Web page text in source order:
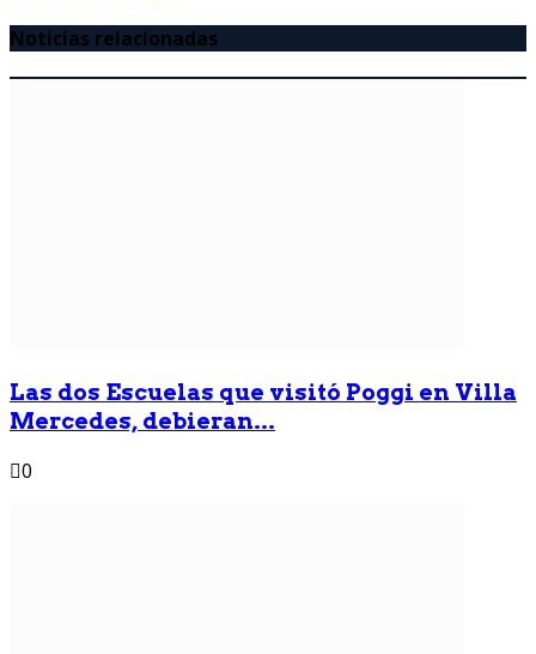
Noticias relacionadas
Las dos Escuelas que visitó Poggi en Villa
Mercedes, debieran...
0